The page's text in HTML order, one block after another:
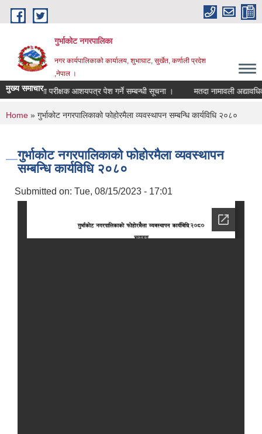
Skip to main content
गुर्भाकोट नगरपालिका
नगर कार्यपालिकाको कार्यालय, शुभाघाट, सुर्खेत, कर्णाली प्रदेश
,नेपाल ।
मुख्य समाचार
लेखा परीक्षक आशयपत्र पेश गर्ने सम्बन्धी सूचना । मतदा नामावली
You are here
Home » गुर्भाकोट नगरपालिकाको फोहोरमैला व्यवस्थापन सम्बन्धि कार्यविधि २०८०
गुर्भाकोट नगरपालिकाको फोहोरमैला व्यवस्थापन
सम्बन्धि कार्यविधि २०८०
Submitted on: Tue, 08/15/2023 - 17:01